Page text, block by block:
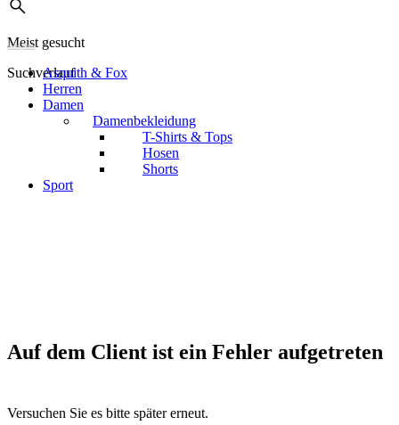
Meist gesucht
SuchverlaufAsquith & Fox
Herren
Damen
Damenbekleidung
T-Shirts & Tops
Hosen
Shorts
Sport
Auf dem Client ist ein Fehler aufgetreten
Versuchen Sie es bitte später erneut.